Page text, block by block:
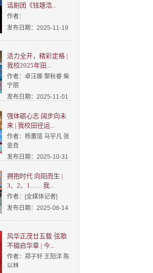
话剧团《钱塘浩...
作者：
发布日期：2025-11-19
活力全开，精彩定格 |
我校2025年田...
作者：卓汪娜 黎秋睿 柴
宁丽
发布日期：2025-11-01
强体砺心志 阔步向未
来 | 我校田径运...
作者：杨蕙瑄 马宇凡 张
金垚
发布日期：2025-10-31
拥抱时代 向阳而生 |
3、2、1……我...
作者：[全媒体记者]
发布日期：2025-06-14
风华正茂廿五载·弦歌
不辍启华章 | 今...
作者：郑子轩 王阳洋 陈
以林